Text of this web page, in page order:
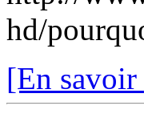
hd/
[En